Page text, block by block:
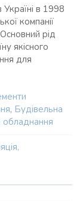
в 1998
компанії
рід
якісного
для
, Будівельна
обладнання